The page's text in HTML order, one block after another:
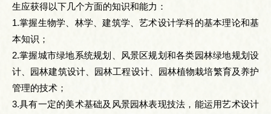
生应获得以下几个方面的知识和能力：
1.掌握生物学、林学、建筑学、艺术设计学科的基本理论和基
本知识；
2.掌握城市绿地系统规划、风景区规划和各类园林绿地规划设
计、园林建筑设计、园林工程设计、园林植物栽培繁育及养护
管理的技术；
3.具有一定的美术基础及风景园林表现技法，能运用艺术设计